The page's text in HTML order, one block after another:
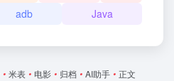
adb Java
• 米表 • 电影 • 归档 • AI助手 • 正文